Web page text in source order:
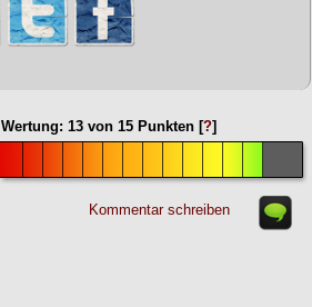
Wertung: 13 von 15 Punkten [?]
Kommentar schreiben